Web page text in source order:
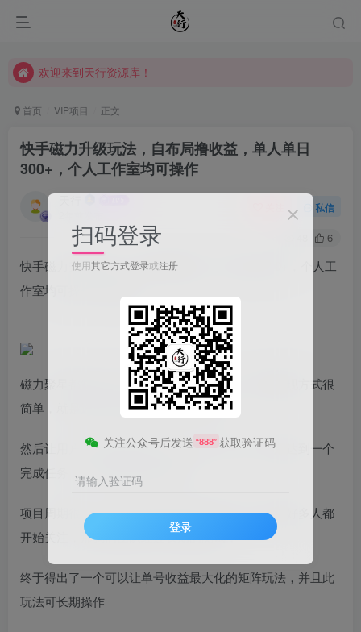
欢迎来到天行资源库！
首页 VIP项目 正文
快手磁力升级玩法，自布局撸收益，单人单日
300+，个人工作室均可操作
私信
6
快手磁力升级玩法，自布局撸收益，单人单日300+，个人工
作室均可操作【揭秘】
磁力聚星都知道是个快手合作的鲁金平台，他的变现方式很
简单，就是通过直播或者视频发布任务，
然后让用户去下载相关的任务，注册，转化，然后达到一个
完成任务，从而获得佣金的项目，
项目周期很久，而且每天都会有新任务上线，最近好多人都
开始关注，那我们团队经过长期的测试，
终于得出了一个可以让单号收益最大化的矩阵玩法，并且此
玩法可长期操作
扫码登录
使用其它方式登录或注册
关注公众号后发送 “888” 获取验证码
请输入验证码
登录